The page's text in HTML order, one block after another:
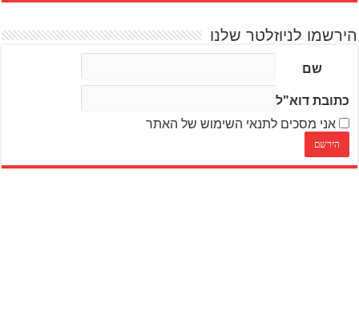
הירשמו לניוזלטר שלנו
שם
כתובת דוא"ל
אני מסכים לתנאי השימוש של האתר